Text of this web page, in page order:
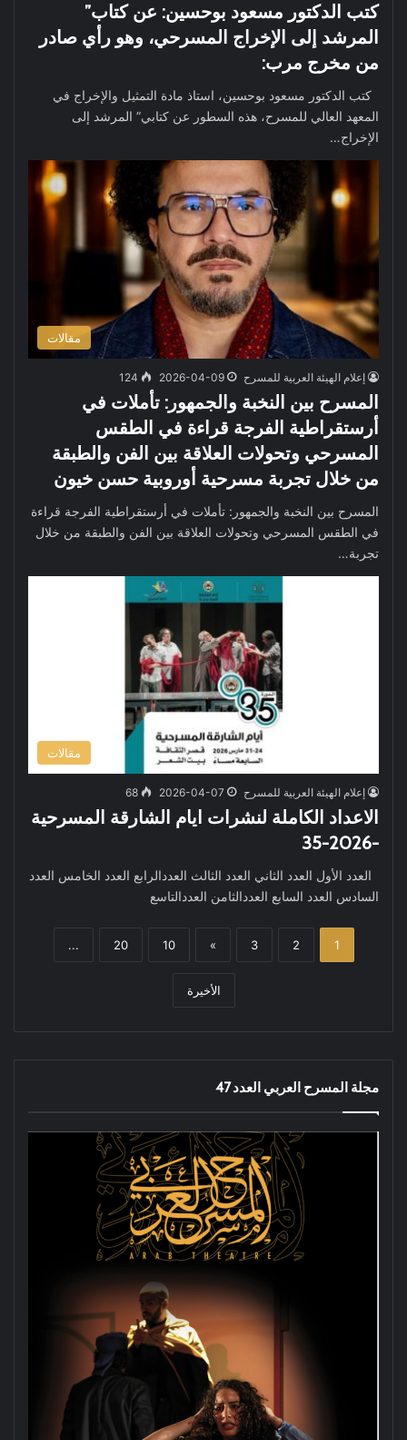
كتب الدكتور مسعود بوحسين: عن كتاب”
المرشد إلى الإخراج المسرحي، وهو رأي صادر
من مخرج مرب:
كتب الدكتور مسعود بوحسين، استاذ مادة التمثيل والإخراج في
المعهد العالي للمسرح، هذه السطور عن كتابي” المرشد إلى
الإخراج…
مقالات
إعلام الهيئة العربية للمسرح 2026-04-09
124
المسرح بين النخبة والجمهور: تأملات في
أرستقراطية الفرجة قراءة في الطقس
المسرحي وتحولات العلاقة بين الفن والطبقة
من خلال تجربة مسرحية أوروبية حسن خيون
المسرح بين النخبة والجمهور: تأملات في أرستقراطية الفرجة قراءة
في الطقس المسرحي وتحولات العلاقة بين الفن والطبقة من خلال
تجربة…
مقالات
إعلام الهيئة العربية للمسرح 2026-04-07
68
الاعداد الكاملة لنشرات ايام الشارقة المسرحية
-2026-35
العدد الأول العدد الثاني العدد الثالث العددالرابع العدد الخامس العدد
السادس العدد السابع العددالثامن العددالتاسع
1
2
3
»
10
20
...
الأخيرة
مجلة المسرح العربي العدد 47